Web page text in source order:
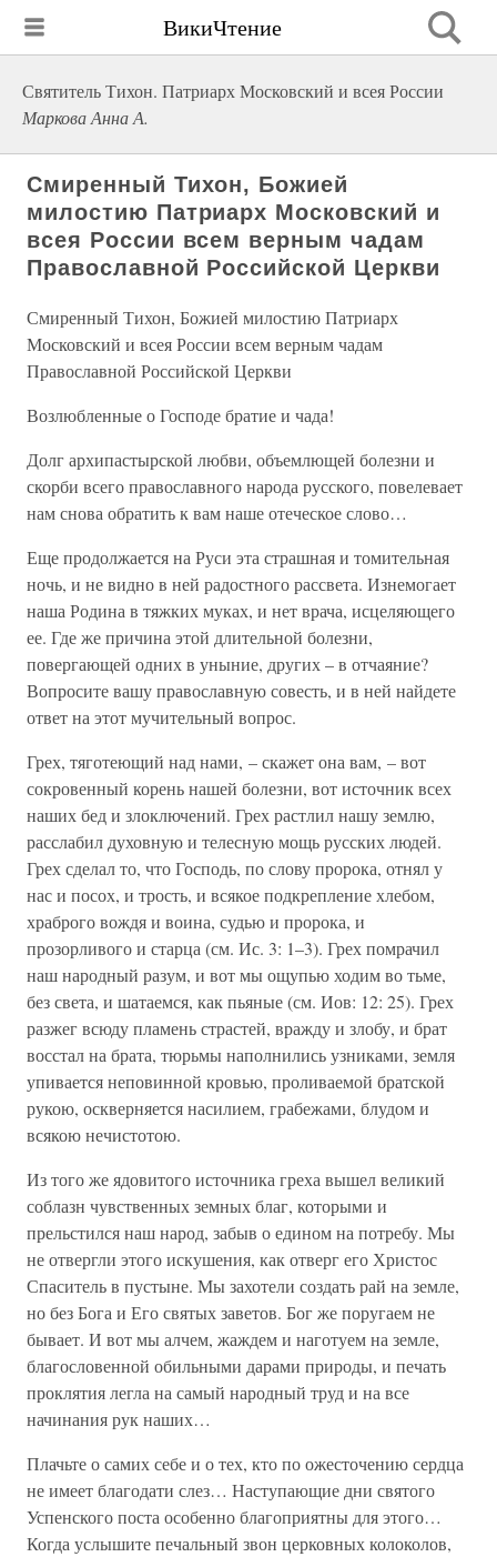
ВикиЧтение
Святитель Тихон. Патриарх Московский и всея России
Маркова Анна А.
Смиренный Тихон, Божией
милостию Патриарх Московский и
всея России всем верным чадам
Православной Российской Церкви
Смиренный Тихон, Божией милостию Патриарх
Московский и всея России всем верным чадам
Православной Российской Церкви
Возлюбленные о Господе братие и чада!
Долг архипастырской любви, объемлющей болезни и
скорби всего православного народа русского, повелевает
нам снова обратить к вам наше отеческое слово…
Еще продолжается на Руси эта страшная и томительная
ночь, и не видно в ней радостного рассвета. Изнемогает
наша Родина в тяжких муках, и нет врача, исцеляющего
ее. Где же причина этой длительной болезни,
повергающей одних в уныние, других – в отчаяние?
Вопросите вашу православную совесть, и в ней найдете
ответ на этот мучительный вопрос.
Грех, тяготеющий над нами, – скажет она вам, – вот
сокровенный корень нашей болезни, вот источник всех
наших бед и злоключений. Грех растлил нашу землю,
расслабил духовную и телесную мощь русских людей.
Грех сделал то, что Господь, по слову пророка, отнял у
нас и посох, и трость, и всякое подкрепление хлебом,
храброго вождя и воина, судью и пророка, и
прозорливого и старца (см. Ис. 3: 1–3). Грех помрачил
наш народный разум, и вот мы ощупью ходим во тьме,
без света, и шатаемся, как пьяные (см. Иов: 12: 25). Грех
разжег всюду пламень страстей, вражду и злобу, и брат
восстал на брата, тюрьмы наполнились узниками, земля
упивается неповинной кровью, проливаемой братской
рукою, оскверняется насилием, грабежами, блудом и
всякою нечистотою.
Из того же ядовитого источника греха вышел великий
соблазн чувственных земных благ, которыми и
прельстился наш народ, забыв о едином на потребу. Мы
не отвергли этого искушения, как отверг его Христос
Спаситель в пустыне. Мы захотели создать рай на земле,
но без Бога и Его святых заветов. Бог же поругаем не
бывает. И вот мы алчем, жаждем и наготуем на земле,
благословенной обильными дарами природы, и печать
проклятия легла на самый народный труд и на все
начинания рук наших…
Плачьте о самих себе и о тех, кто по ожесточению сердца
не имеет благодати слез… Наступающие дни святого
Успенского поста особенно благоприятны для этого…
Когда услышите печальный звон церковных колоколов,